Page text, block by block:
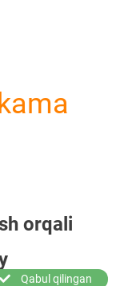
orqali
Qabul qilingan